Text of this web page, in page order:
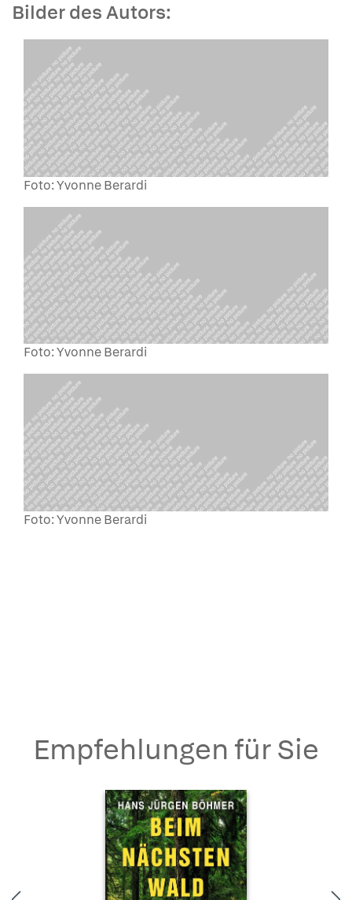
Bilder des Autors:
Foto: Yvonne Berardi
Foto: Yvonne Berardi
Foto: Yvonne Berardi
Empfehlungen für Sie